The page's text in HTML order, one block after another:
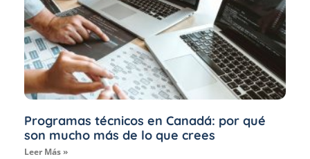
Programas técnicos en Canadá: por qué
son mucho más de lo que crees
Leer Más »